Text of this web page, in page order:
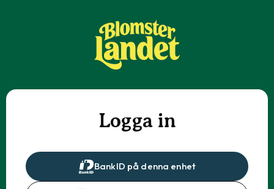
Logga in
BankID på denna enhet